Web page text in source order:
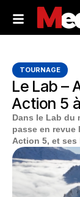
TOURNAGE
Le Lab –
Action 5
Dans le Lab du
passe en revue
Action 5, et ses